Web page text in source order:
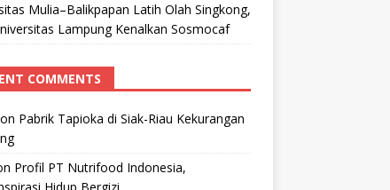
Mulia–Balikpapan Latih Olah Singkong,
Lampung Kenalkan Sosmocaf
COMMENTS
on Pabrik Tapioka di Siak-Riau Kekurangan
Profil PT Nutrifood Indonesia,